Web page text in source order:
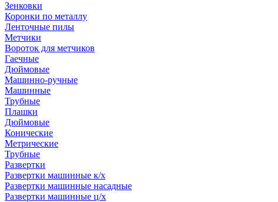
Зенковки
Коронки по металлу
Ленточные пилы
Метчики
Вороток для метчиков
Гаечные
Дюймовые
Машинно-ручные
Машинные
Трубные
Плашки
Дюймовые
Конические
Метрические
Трубные
Развертки
Развертки машинные к/х
Развертки машинные насадные
Развертки машинные ц/х